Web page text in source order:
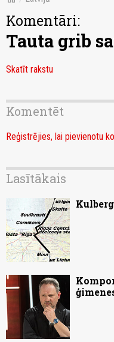
Komentāri:
Tauta grib
Skatīt rakstu
Komentēt
Reģistrējies, lai pievienotu
Lasītākais